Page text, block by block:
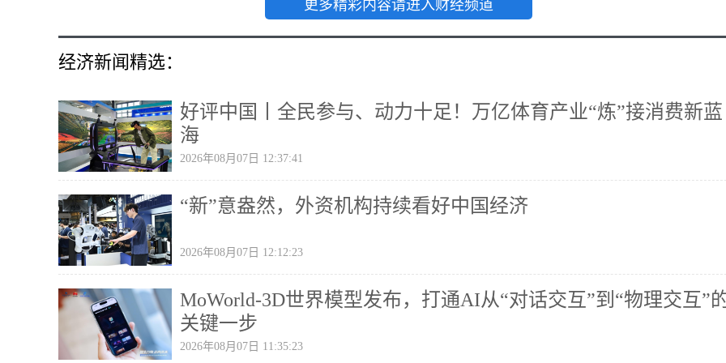
更多精彩内容请进入财经频道
经济新闻精选：
好评中国丨全民参与、动力十足！万亿体育产业“炼”接消费新蓝
海
2026年08月07日 12:37:41
“新”意盎然，外资机构持续看好中国经济
2026年08月07日 12:12:23
MoWorld-3D世界模型发布，打通AI从“对话交互”到“物理交互”
关键一步
2026年08月07日 11:35:23